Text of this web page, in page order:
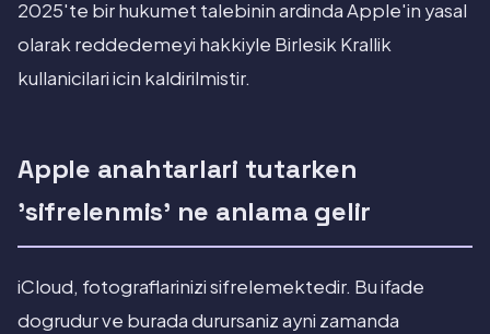
2025'te bir hukumet talebinin ardinda Apple'in yasal
olarak reddedemeyi hakkiyle Birlesik Krallik
kullanicilari icin kaldirilmistir.
Apple anahtarlari tutarken
'sifrelenmis' ne anlama gelir
iCloud, fotograflarinizi sifrelemektedir. Bu ifade
dogrudur ve burada durursaniz ayni zamanda